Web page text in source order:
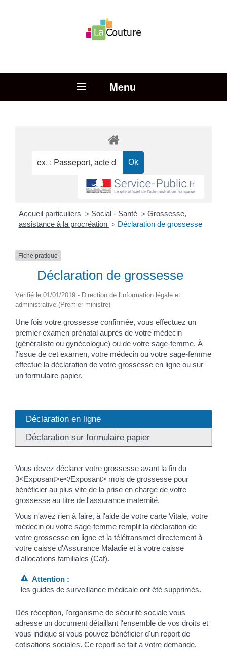
Open Menu
Accueil particuliers > Social - Santé > Grossesse,
assistance à la procréation > Déclaration de grossesse
Fiche pratique
Déclaration de grossesse
Vérifié le 01/01/2019 - Direction de l'information légale et
administrative (Premier ministre)
Une fois votre grossesse confirmée, vous effectuez un
premier examen prénatal auprès de votre médecin
(généraliste ou gynécologue) ou de votre sage-femme. À
l'issue de cet examen, votre médecin ou votre sage-femme
effectue la déclaration de votre grossesse en ligne ou sur
un formulaire papier.
Déclaration en ligne
Déclaration sur formulaire papier
Vous devez déclarer votre grossesse avant la fin du
3<Exposant>e</Exposant> mois de grossesse pour
bénéficier au plus vite de la prise en charge de votre
grossesse au titre de l'assurance maternité.
Vous n'avez rien à faire, à l'aide de votre carte Vitale, votre
médecin ou votre sage-femme remplit la déclaration de
votre grossesse en ligne et la télétransmet directement à
votre caisse d'Assurance Maladie et à votre caisse
d'allocations familiales (Caf).
Attention :
les guides de surveillance médicale ont été supprimés.
Dès réception, l'organisme de sécurité sociale vous
adresse un document détaillant l'ensemble de vos droits et
vous indique si vous pouvez bénéficier d'un report de
cotisations sociales. Ce report se fait à votre demande.